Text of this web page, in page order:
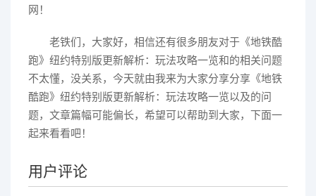
网！
老铁们，大家好，相信还有很多朋友对于《地铁酷
跑》纽约特别版更新解析：玩法攻略一览和的相关问题
不太懂，没关系，今天就由我来为大家分享分享《地铁
酷跑》纽约特别版更新解析：玩法攻略一览以及的问
题，文章篇幅可能偏长，希望可以帮助到大家，下面一
起来看看吧！
用户评论